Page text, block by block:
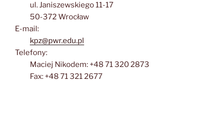
ul. Janiszewskiego 11-17
50-372 Wrocław
E-mail:
kpz@pwr.edu.pl
Telefony:
Maciej Nikodem: +48 71 320 2873
Fax: +48 71 321 2677